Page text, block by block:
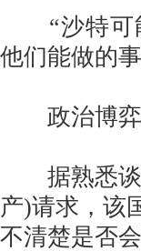
“沙特可能
他们能做的
政治博弈
据熟悉谈
产)请求，该
不清楚是否